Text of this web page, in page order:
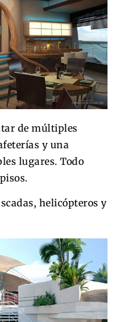
de múltiples
y una
lugares. Todo
helicópteros y